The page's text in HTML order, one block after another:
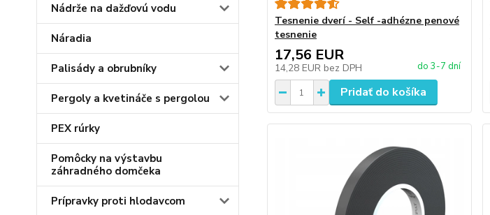
Nádrže na dažďovú vodu
Náradia
Palisády a obrubníky
Pergoly a kvetináče s pergolou
PEX rúrky
Pomôcky na výstavbu
záhradného domčeka
Prípravky proti hlodavcom
Tesnenie dverí - Self -adhézne penové
tesnenie
17,56 EUR
14,28 EUR bez DPH do 3-7 dní
Pridať do košíka